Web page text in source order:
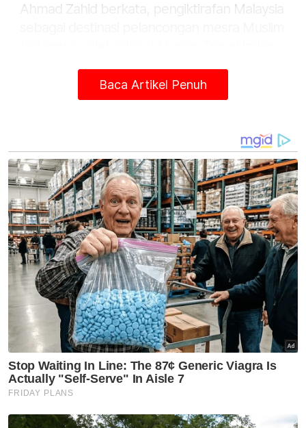
Ahmad Zahid berkata, pengiktirafan Malaysia
negara dalam segmen berkenaan.
Pembangunan Industri Halal (MPIH) berkata,
selain memiliki warisan Islam menerusi binaan
masjid, tapak bersejarah dan tarikan budaya,
beberapa industri dan sektor di negara ini
turut menjadi pemangkin kepada kejayaan
pelancongan Islam.
Baca Artikel Penuh